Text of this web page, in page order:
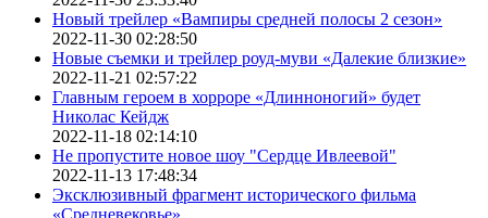
Новый трейлер «Вампиры средней полосы 2 сезон»
2022-11-30 02:28:50
Новые съемки и трейлер роуд-муви «Далекие близкие»
2022-11-21 02:57:22
Главным героем в хорроре «Длинноногий» будет
Николас Кейдж
2022-11-18 02:14:10
Не пропустите новое шоу "Сердце Ивлеевой"
2022-11-13 17:48:34
Эксклюзивный фрагмент исторического фильма
«Средневековье»